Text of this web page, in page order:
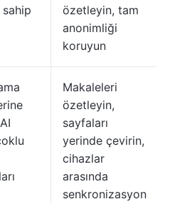
özetleyin, tam
anonimliği
koruyun
Makaleleri
özetleyin,
sayfaları
yerinde çevirin,
cihazlar
arasında
senkronizasyon